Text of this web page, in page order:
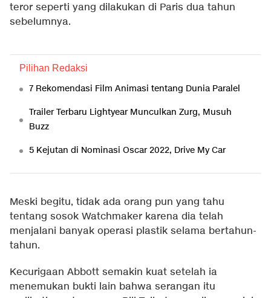
teror seperti yang dilakukan di Paris dua tahun
sebelumnya.
Pilihan Redaksi
7 Rekomendasi Film Animasi tentang Dunia Paralel
Trailer Terbaru Lightyear Munculkan Zurg, Musuh
Buzz
5 Kejutan di Nominasi Oscar 2022, Drive My Car
Meski begitu, tidak ada orang pun yang tahu
tentang sosok Watchmaker karena dia telah
menjalani banyak operasi plastik selama bertahun-
tahun.
Kecurigaan Abbott semakin kuat setelah ia
menemukan bukti lain bahwa serangan itu